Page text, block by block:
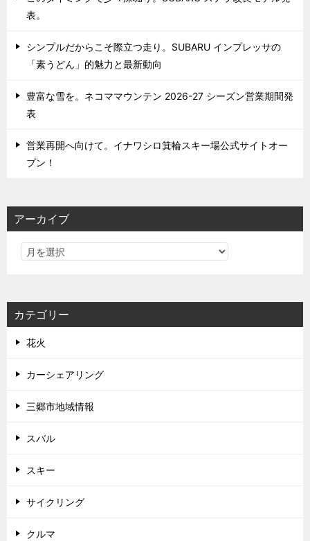
表。
シンプルだからこそ際立つ走り。SUBARU インプレッサの
「素うどん」的魅力と最新動向
豊富な雪を。ネコママウンテン 2026-27 シーズン営業期間発
表
営業再開へ向けて。イナワシロ箕輪スキー場公式サイトオー
プン！
アーカイブ
カテゴリー
花火
カーシェアリング
三郷市地域情報
スバル
スキー
サイクリング
クルマ